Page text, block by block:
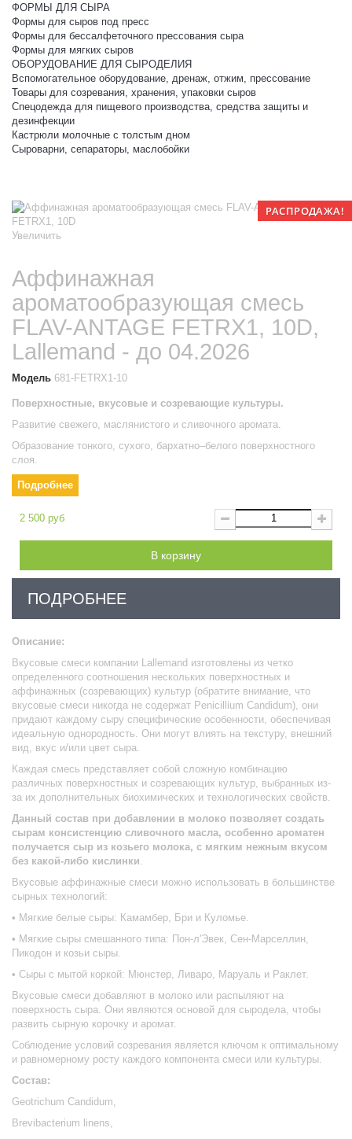
ФОРМЫ ДЛЯ СЫРА
Формы для сыров под пресс
Формы для бессалфеточного прессования сыра
Формы для мягких сыров
ОБОРУДОВАНИЕ ДЛЯ СЫРОДЕЛИЯ
Вспомогательное оборудование, дренаж, отжим, прессование
Товары для созревания, хранения, упаковки сыров
Спецодежда для пищевого производства, средства защиты и
дезинфекции
Кастрюли молочные с толстым дном
Сыроварни, сепараторы, маслобойки
РАСПРОДАЖА!
Увеличить
Аффинажная
ароматообразующая смесь
FLAV-ANTAGE FETRX1, 10D,
Lallemand - до 04.2026
Модель 681-FETRX1-10
Поверхностные, вкусовые и созревающие культуры.
Развитие свежего, маслянистого и сливочного аромата.
Образование тонкого, сухого, бархатно–белого поверхностного
слоя.
Подробнее
2 500 руб
В корзину
ПОДРОБНЕЕ
Описание:
Вкусовые смеси компании Lallemand изготовлены из четко
определенного соотношения нескольких поверхностных и
аффинажных (созревающих) культур (обратите внимание, что
вкусовые смеси никогда не содержат Penicillium Candidum), они
придают каждому сыру специфические особенности, обеспечивая
идеальную однородность. Они могут влиять на текстуру, внешний
вид, вкус и/или цвет сыра.
Каждая смесь представляет собой сложную комбинацию
различных поверхностных и созревающих культур, выбранных из-
за их дополнительных биохимических и технологических свойств.
Данный состав при добавлении в молоко позволяет создать
сырам консистенцию сливочного масла, особенно ароматен
получается сыр из козьего молока, с мягким нежным вкусом
без какой-либо кислинки.
Вкусовые аффинажные смеси можно использовать в большинстве
сырных технологий:
• Мягкие белые сыры: Камамбер, Бри и Куломье.
• Мягкие сыры смешанного типа: Пон-л'Эвек, Сен-Марселлин,
Пикодон и козьи сыры.
• Сыры с мытой коркой: Мюнстер, Ливаро, Маруаль и Раклет.
Вкусовые смеси добавляют в молоко или распыляют на
поверхность сыра. Они являются основой для сыродела, чтобы
развить сырную корочку и аромат.
Соблюдение условий созревания является ключом к оптимальному
и равномерному росту каждого компонента смеси или культуры.
Состав:
Geotrichum Candidum,
Brevibacterium linens,